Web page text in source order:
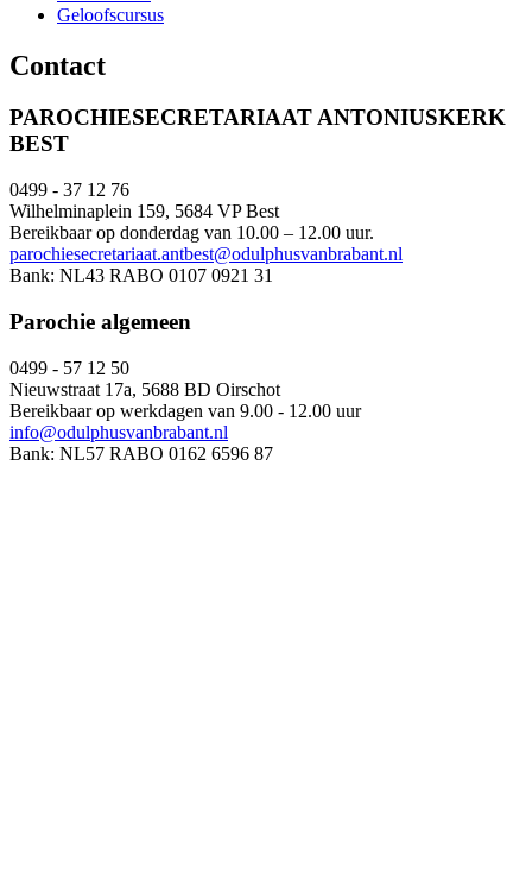
Geloofscursus
Contact
PAROCHIESECRETARIAAT ANTONIUSKERK
BEST
0499 - 37 12 76
Wilhelminaplein 159, 5684 VP Best
Bereikbaar op donderdag van 10.00 – 12.00 uur.
parochiesecretariaat.antbest@odulphusvanbrabant.nl
Bank: NL43 RABO 0107 0921 31
Parochie algemeen
0499 - 57 12 50
Nieuwstraat 17a, 5688 BD Oirschot
Bereikbaar op werkdagen van 9.00 - 12.00 uur
info@odulphusvanbrabant.nl
Bank: NL57 RABO 0162 6596 87